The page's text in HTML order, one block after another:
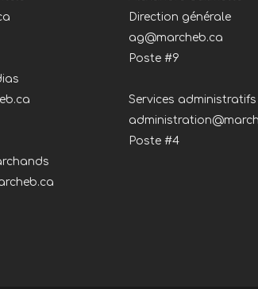
Direction générale
ag@marcheb.ca
Poste #9
Services administratifs
Poste #4